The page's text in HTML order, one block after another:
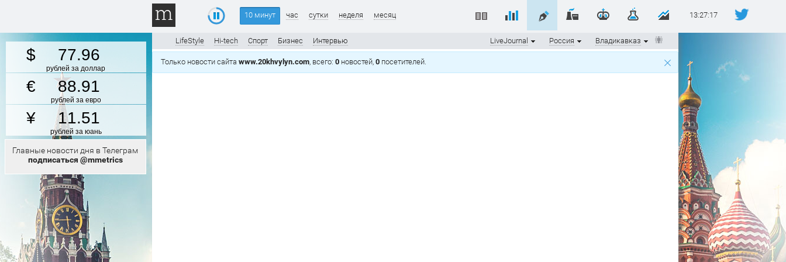
77.96
рублей за доллар
88.91
рублей за евро
11.51
рублей за юань
Главные новости дня в Телеграм
подписаться @mmetrics
13:27:17
10 минут час сутки неделя месяц
LifeStyle Hi-tech Спорт Бизнес Интервью Владикавказ
Россия
LiveJournal
Только новости сайта www.20khvylyn.com, всего: 0 новостей, 0 посетителей.